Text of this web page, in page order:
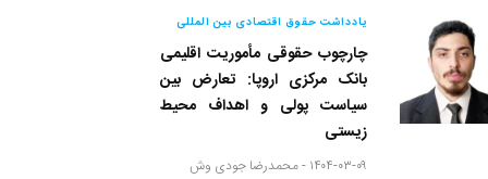
یادداشت حقوق اقتصادی بین المللی
چارچوب حقوقی مأموریت اقلیمی
بانک مرکزی اروپا: تعارض بین
سیاست پولی و اهداف محیط
زیستی
۱۴۰۴-۰۳-۰۹ - محمدرضا جودی وش